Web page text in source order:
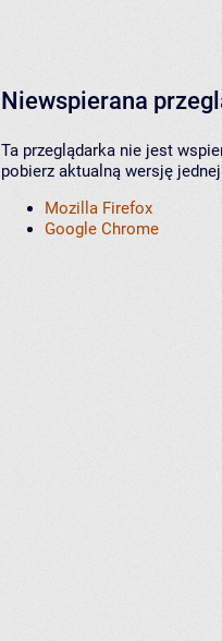
Niewspierana
Ta przeglądarka nie jest
pobierz aktualną wersję
Mozilla Firefox
Google Chrome